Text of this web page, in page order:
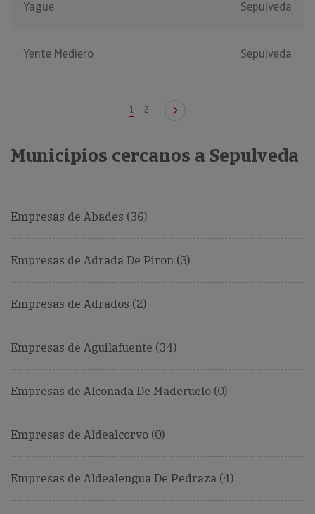
Yague Sepulveda
Yente Mediero Sepulveda
1 2
Municipios cercanos a Sepulveda
Empresas de Abades (36)
Empresas de Adrada De Piron (3)
Empresas de Adrados (2)
Empresas de Aguilafuente (34)
Empresas de Alconada De Maderuelo (0)
Empresas de Aldealcorvo (0)
Empresas de Aldealengua De Pedraza (4)